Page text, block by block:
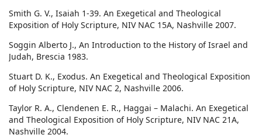
Smith G. V., Isaiah 1-39. An Exegetical and Theological
Exposition of Holy Scripture, NIV NAC 15A, Nashville 2007.
Soggin Alberto J., An Introduction to the History of Israel and
Judah, Brescia 1983.
Stuart D. K., Exodus. An Exegetical and Theological Exposition
of Holy Scripture, NIV NAC 2, Nashville 2006.
Taylor R. A., Clendenen E. R., Haggai – Malachi. An Exegetical
and Theological Exposition of Holy Scripture, NIV NAC 21A,
Nashville 2004.